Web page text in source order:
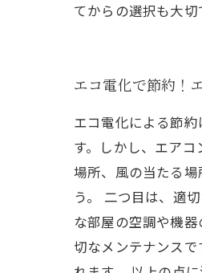
てからの選択も大
エコ電化で節約！
エコ電化による節
す。しかし、エア
場所、風の当たる
う。 二つ目は、適
な部屋の空調や機
切なメンテナンス